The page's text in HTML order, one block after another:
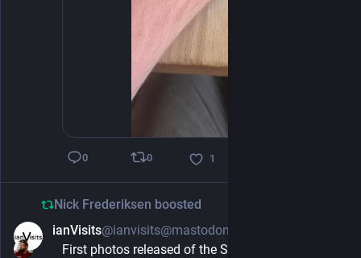
0 0 1
Nick Frederiksen boosted
ianVisits@ianvisits@mastodonapp.uk
First photos released of the SpaceX rocket